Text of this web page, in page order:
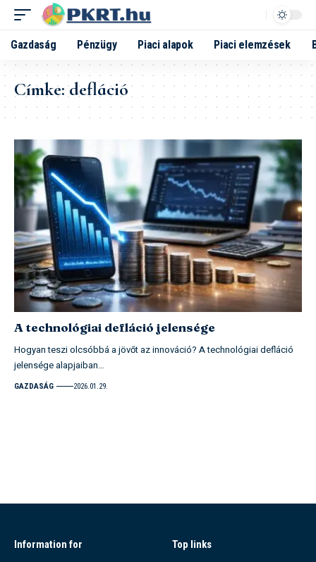
Gazdaság Pénzügy Piaci alapok Piaci elemzések
Címke:defláció
A technológiai defláció jelensége
Hogyan teszi olcsóbbá a jövőt az innováció? A technológiai defláció
jelensége alapjaiban…
GAZDASÁG 2026.01.29.
Information for
Top links